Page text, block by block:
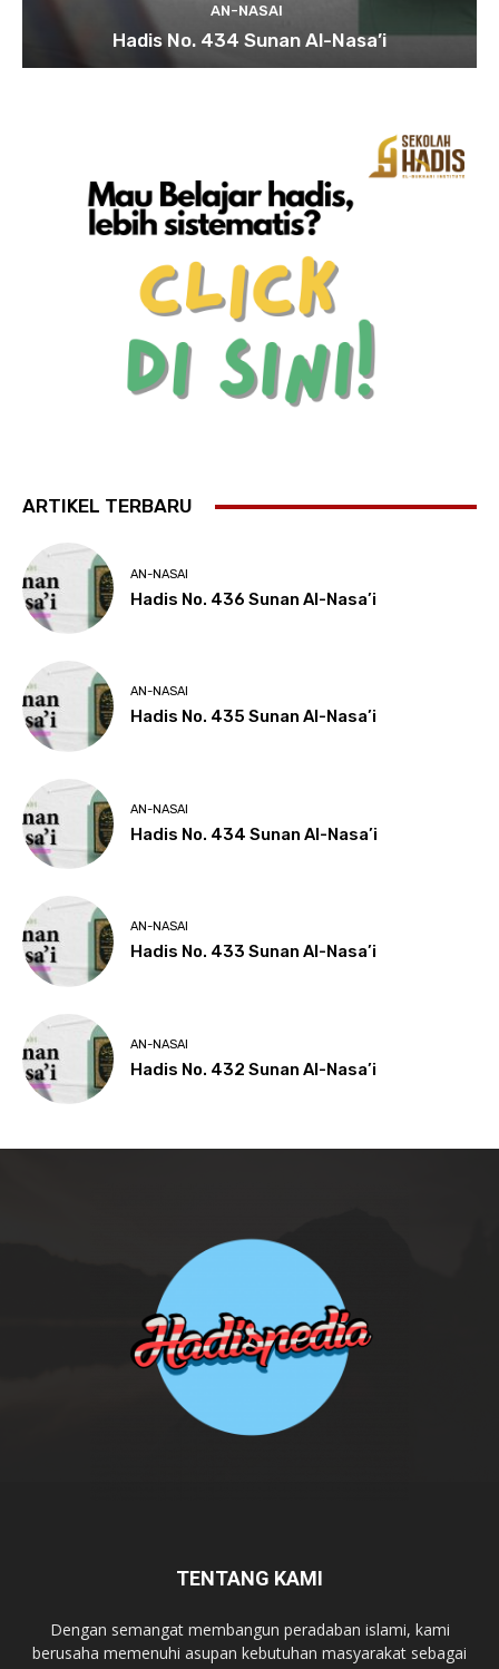
AN-NASAI
Hadis No. 434 Sunan Al-Nasa’i
ARTIKEL TERBARU
AN-NASAI
Hadis No. 436 Sunan Al-Nasa’i
AN-NASAI
Hadis No. 435 Sunan Al-Nasa’i
AN-NASAI
Hadis No. 434 Sunan Al-Nasa’i
AN-NASAI
Hadis No. 433 Sunan Al-Nasa’i
AN-NASAI
Hadis No. 432 Sunan Al-Nasa’i
TENTANG KAMI
Dengan semangat membangun peradaban islami, kami
berusaha memenuhi asupan kebutuhan masyarakat sebagai